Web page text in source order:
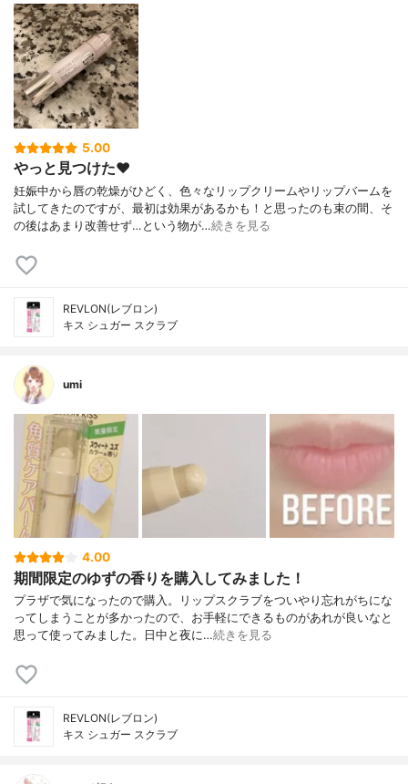
5.00
やっと見つけた❤️
妊娠中から唇の乾燥がひどく、色々なリップクリームやリップバームを
試してきたのですが、最初は効果があるかも！と思ったのも束の間、そ
の後はあまり改善せず…という物が…続きを見る
REVLON(レブロン)
キス シュガー スクラブ
umi
4.00
期間限定のゆずの香りを購入してみました！
プラザで気になったので購入。リップスクラブをついやり忘れがちにな
ってしまうことが多かったので、お手軽にできるものがあれが良いなと
思って使ってみました。日中と夜に…続きを見る
REVLON(レブロン)
キス シュガー スクラブ